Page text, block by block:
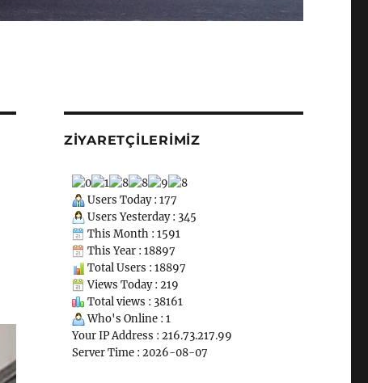
ZIYARETÇILERIMIZ
Users Today : 177
Users Yesterday : 345
This Month : 1591
This Year : 18897
Total Users : 18897
Views Today : 219
Total views : 38161
Who's Online : 1
Your IP Address : 216.73.217.99
Server Time : 2026-08-07